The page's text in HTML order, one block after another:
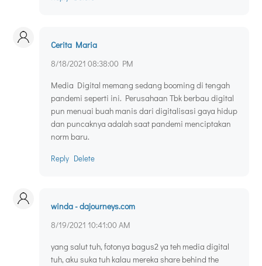
Cerita Maria
8/18/2021 08:38:00 PM
Media Digital memang sedang booming di tengah
pandemi seperti ini. Perusahaan Tbk berbau digital
pun menuai buah manis dari digitalisasi gaya hidup
dan puncaknya adalah saat pandemi menciptakan
norm baru.
Reply Delete
winda - dajourneys.com
8/19/2021 10:41:00 AM
yang salut tuh, fotonya bagus2 ya teh media digital
tuh, aku suka tuh kalau mereka share behind the